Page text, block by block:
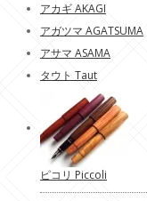
アカギ AKAGI
アガツマ AGATSUMA
アサマ ASAMA
タウト Taut
ピコリ Piccoli